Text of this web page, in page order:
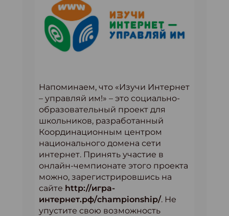
Напоминаем, что «Изучи Интернет
– управляй им!» – это социально-
образовательный проект для
школьников, разработанный
Координационным центром
национального домена сети
интернет. Принять участие в
онлайн-чемпионате этого проекта
можно, зарегистрировшись на
сайте http://игра-
интернет.рф/championship/. Не
упустите свою возможность